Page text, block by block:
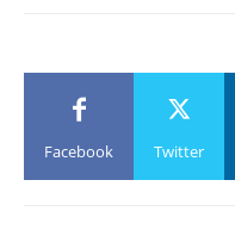
Facebook Twitter